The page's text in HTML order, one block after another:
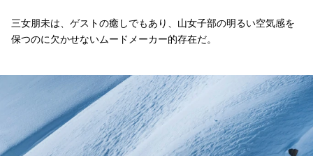
三女朋未は、ゲストの癒しでもあり、山女子部の明るい空気感を
保つのに欠かせないムードメーカー的存在だ。